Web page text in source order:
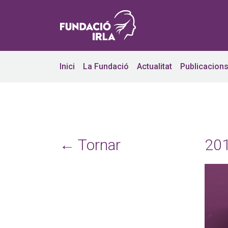
Inici La Fundació Actualitat Publicacions
← Tornar